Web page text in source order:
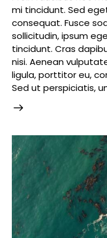
mi tincidunt. Sed
consequat. Fusce
sollicitudin, ipsum
tincidunt. Cras
nisi. Aenean
ligula, porttitor eu,
Sed ut perspiciatis,